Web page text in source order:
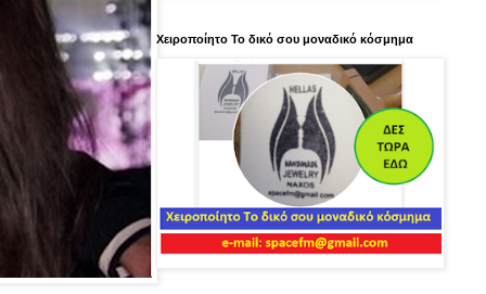
Χειροποίητο Το δικό σου μοναδικό κόσμημα